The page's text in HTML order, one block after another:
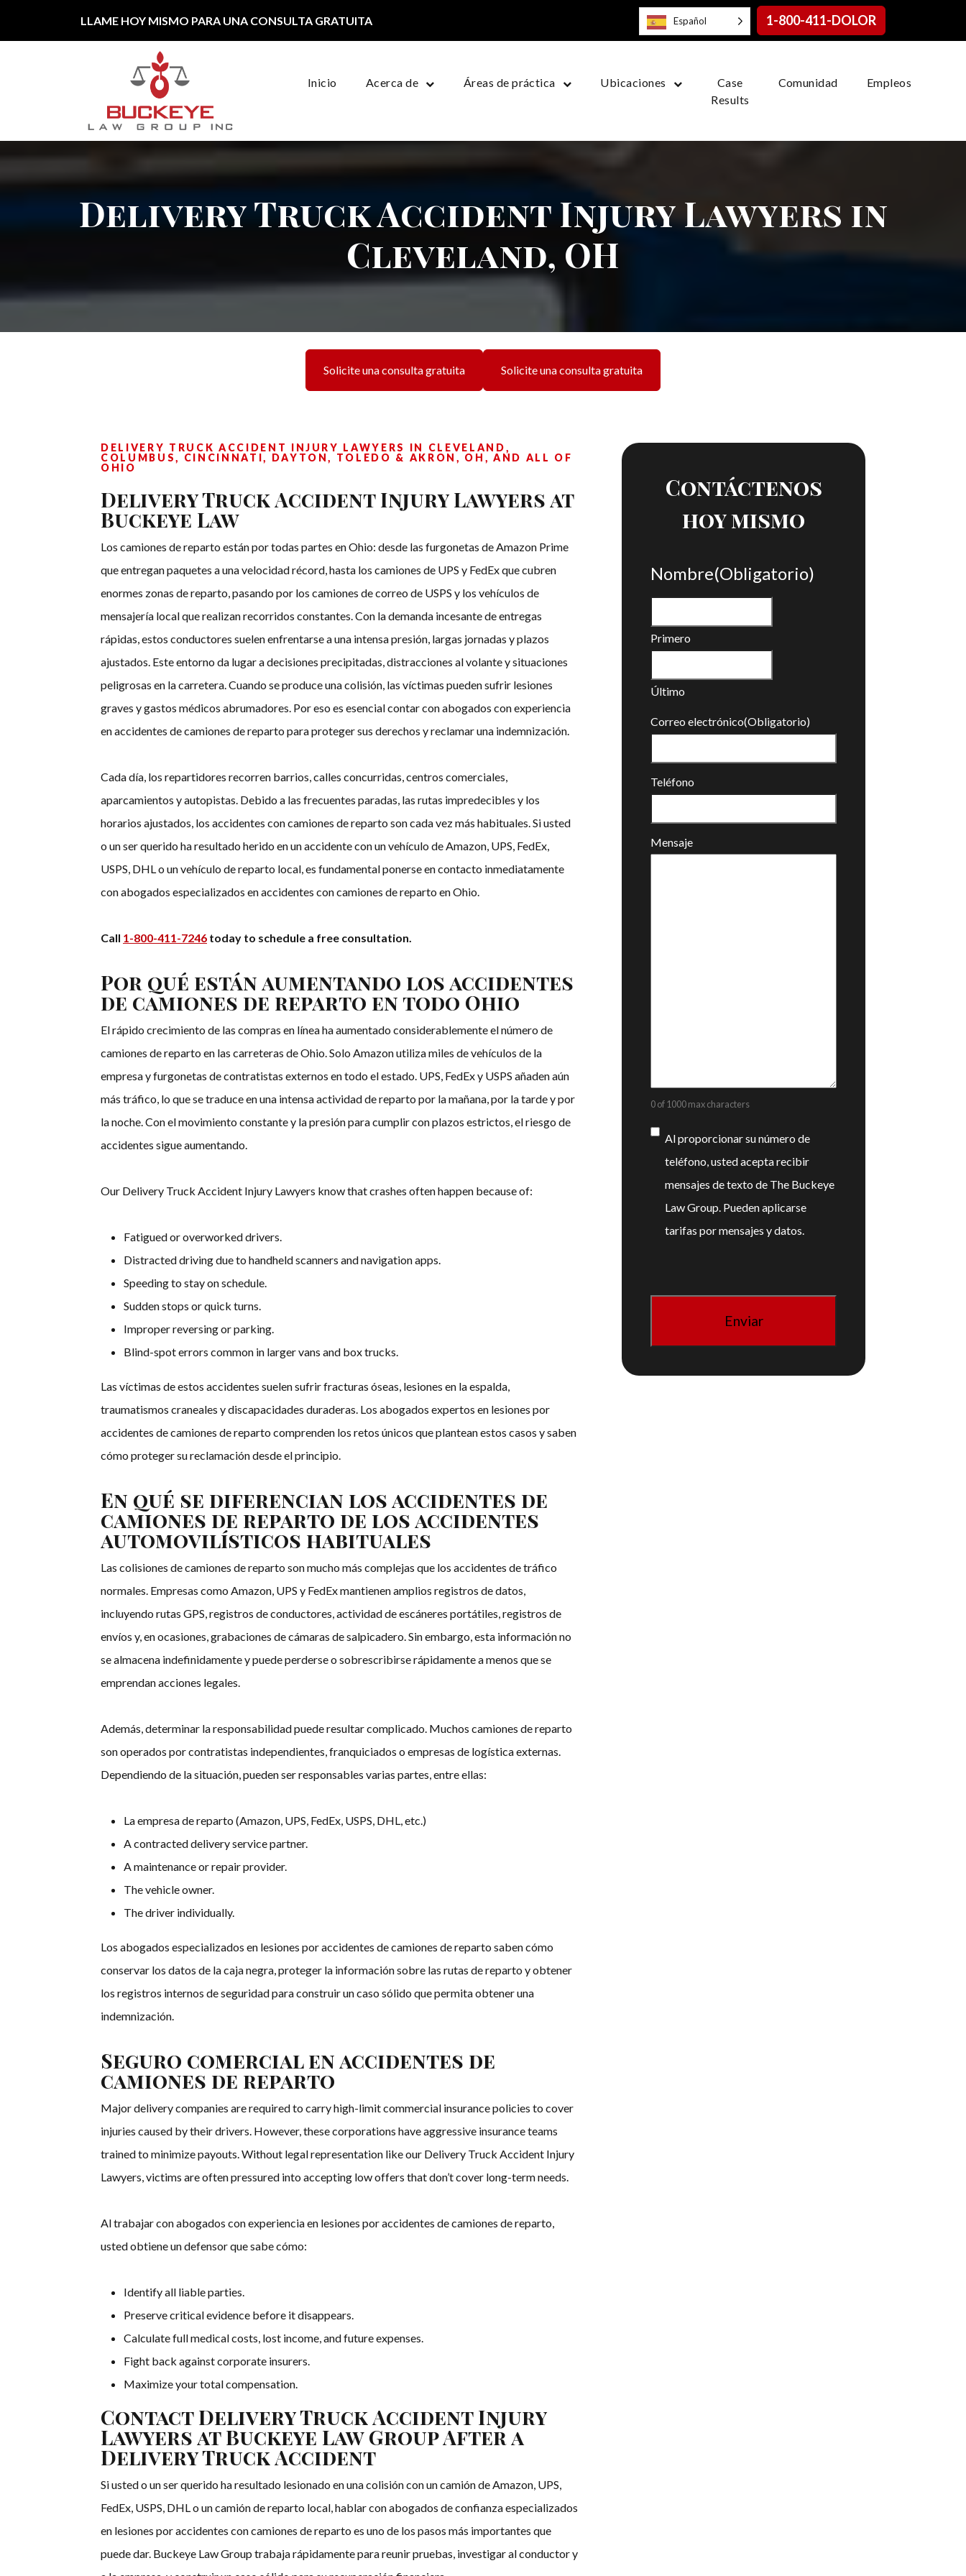
LLAME HOY MISMO PARA UNA CONSULTA GRATUITA 1-800-411-DOLOR
Navegación principal
Inicio Acerca de Áreas de práctica Ubicaciones
Case
Results
Comunidad Empleos
Delivery Truck Accident Injury Lawyers in
Cleveland, OH
Solicite una consulta gratuita Solicite una consulta gratuita
DELIVERY TRUCK ACCIDENT INJURY LAWYERS IN CLEVELAND,
COLUMBUS, CINCINNATI, DAYTON, TOLEDO & AKRON, OH, AND ALL OF
OHIO
Delivery Truck Accident Injury Lawyers at
Buckeye Law
Los camiones de reparto están por todas partes en Ohio: desde las furgonetas de Amazon Prime
que entregan paquetes a una velocidad récord, hasta los camiones de UPS y FedEx que cubren
enormes zonas de reparto, pasando por los camiones de correo de USPS y los vehículos de
mensajería local que realizan recorridos constantes. Con la demanda incesante de entregas
rápidas, estos conductores suelen enfrentarse a una intensa presión, largas jornadas y plazos
ajustados. Este entorno da lugar a decisiones precipitadas, distracciones al volante y situaciones
peligrosas en la carretera. Cuando se produce una colisión, las víctimas pueden sufrir lesiones
graves y gastos médicos abrumadores. Por eso es esencial contar con abogados con experiencia
en accidentes de camiones de reparto para proteger sus derechos y reclamar una indemnización.
Cada día, los repartidores recorren barrios, calles concurridas, centros comerciales,
aparcamientos y autopistas. Debido a las frecuentes paradas, las rutas impredecibles y los
horarios ajustados, los accidentes con camiones de reparto son cada vez más habituales. Si usted
o un ser querido ha resultado herido en un accidente con un vehículo de Amazon, UPS, FedEx,
USPS, DHL o un vehículo de reparto local, es fundamental ponerse en contacto inmediatamente
con abogados especializados en accidentes con camiones de reparto en Ohio.
Call 1-800-411-7246 today to schedule a free consultation.
Por qué están aumentando los accidentes
de camiones de reparto en todo Ohio
El rápido crecimiento de las compras en línea ha aumentado considerablemente el número de
camiones de reparto en las carreteras de Ohio. Solo Amazon utiliza miles de vehículos de la
empresa y furgonetas de contratistas externos en todo el estado. UPS, FedEx y USPS añaden aún
más tráfico, lo que se traduce en una intensa actividad de reparto por la mañana, por la tarde y por
la noche. Con el movimiento constante y la presión para cumplir con plazos estrictos, el riesgo de
accidentes sigue aumentando.
Our Delivery Truck Accident Injury Lawyers know that crashes often happen because of:
Fatigued or overworked drivers.
Distracted driving due to handheld scanners and navigation apps.
Speeding to stay on schedule.
Sudden stops or quick turns.
Improper reversing or parking.
Blind-spot errors common in larger vans and box trucks.
Las víctimas de estos accidentes suelen sufrir fracturas óseas, lesiones en la espalda,
traumatismos craneales y discapacidades duraderas. Los abogados expertos en lesiones por
accidentes de camiones de reparto comprenden los retos únicos que plantean estos casos y saben
cómo proteger su reclamación desde el principio.
En qué se diferencian los accidentes de
camiones de reparto de los accidentes
automovilísticos habituales
Las colisiones de camiones de reparto son mucho más complejas que los accidentes de tráfico
normales. Empresas como Amazon, UPS y FedEx mantienen amplios registros de datos,
incluyendo rutas GPS, registros de conductores, actividad de escáneres portátiles, registros de
envíos y, en ocasiones, grabaciones de cámaras de salpicadero. Sin embargo, esta información no
se almacena indefinidamente y puede perderse o sobrescribirse rápidamente a menos que se
emprendan acciones legales.
Además, determinar la responsabilidad puede resultar complicado. Muchos camiones de reparto
son operados por contratistas independientes, franquiciados o empresas de logística externas.
Dependiendo de la situación, pueden ser responsables varias partes, entre ellas:
La empresa de reparto (Amazon, UPS, FedEx, USPS, DHL, etc.)
A contracted delivery service partner.
A maintenance or repair provider.
The vehicle owner.
The driver individually.
Los abogados especializados en lesiones por accidentes de camiones de reparto saben cómo
conservar los datos de la caja negra, proteger la información sobre las rutas de reparto y obtener
los registros internos de seguridad para construir un caso sólido que permita obtener una
indemnización.
Seguro comercial en accidentes de
camiones de reparto
Major delivery companies are required to carry high-limit commercial insurance policies to cover
injuries caused by their drivers. However, these corporations have aggressive insurance teams
trained to minimize payouts. Without legal representation like our Delivery Truck Accident Injury
Lawyers, victims are often pressured into accepting low offers that don’t cover long-term needs.
Al trabajar con abogados con experiencia en lesiones por accidentes de camiones de reparto,
usted obtiene un defensor que sabe cómo:
Identify all liable parties.
Preserve critical evidence before it disappears.
Calculate full medical costs, lost income, and future expenses.
Fight back against corporate insurers.
Maximize your total compensation.
Contact Delivery Truck Accident Injury
Lawyers at Buckeye Law Group After a
Delivery Truck Accident
Si usted o un ser querido ha resultado lesionado en una colisión con un camión de Amazon, UPS,
FedEx, USPS, DHL o un camión de reparto local, hablar con abogados de confianza especializados
en lesiones por accidentes con camiones de reparto es uno de los pasos más importantes que
puede dar. Buckeye Law Group trabaja rápidamente para reunir pruebas, investigar al conductor y
Contáctenos
hoy mismo
Nombre(Obligatorio)
Primero
Último
Correo electrónico(Obligatorio)
Teléfono
Mensaje
0 of 1000 max characters
Consentimiento
Al proporcionar su número de
teléfono, usted acepta recibir
mensajes de texto de The Buckeye
Law Group. Pueden aplicarse
tarifas por mensajes y datos.
Español